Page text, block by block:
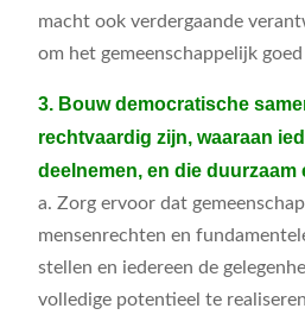
macht ook verdergaande
om het gemeenschappelijk
3. Bouw democratische
rechtvaardig zijn, waaraan
deelnemen, en die duurzaam
a. Zorg ervoor dat
mensenrechten en
stellen en iedereen de
volledige potentieel te